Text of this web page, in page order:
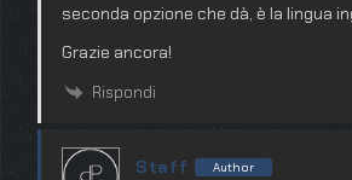
seconda opzione che dà, è la lingua
Grazie ancora!
Rispondi
Staff Author